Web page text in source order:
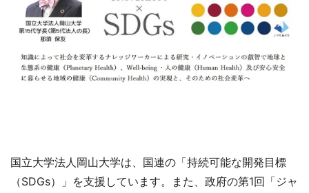
国立大学法人岡山大学は、国連の「持続可能な開発目標
（SDGs）」を支援しています。また、政府の第1回「ジャ